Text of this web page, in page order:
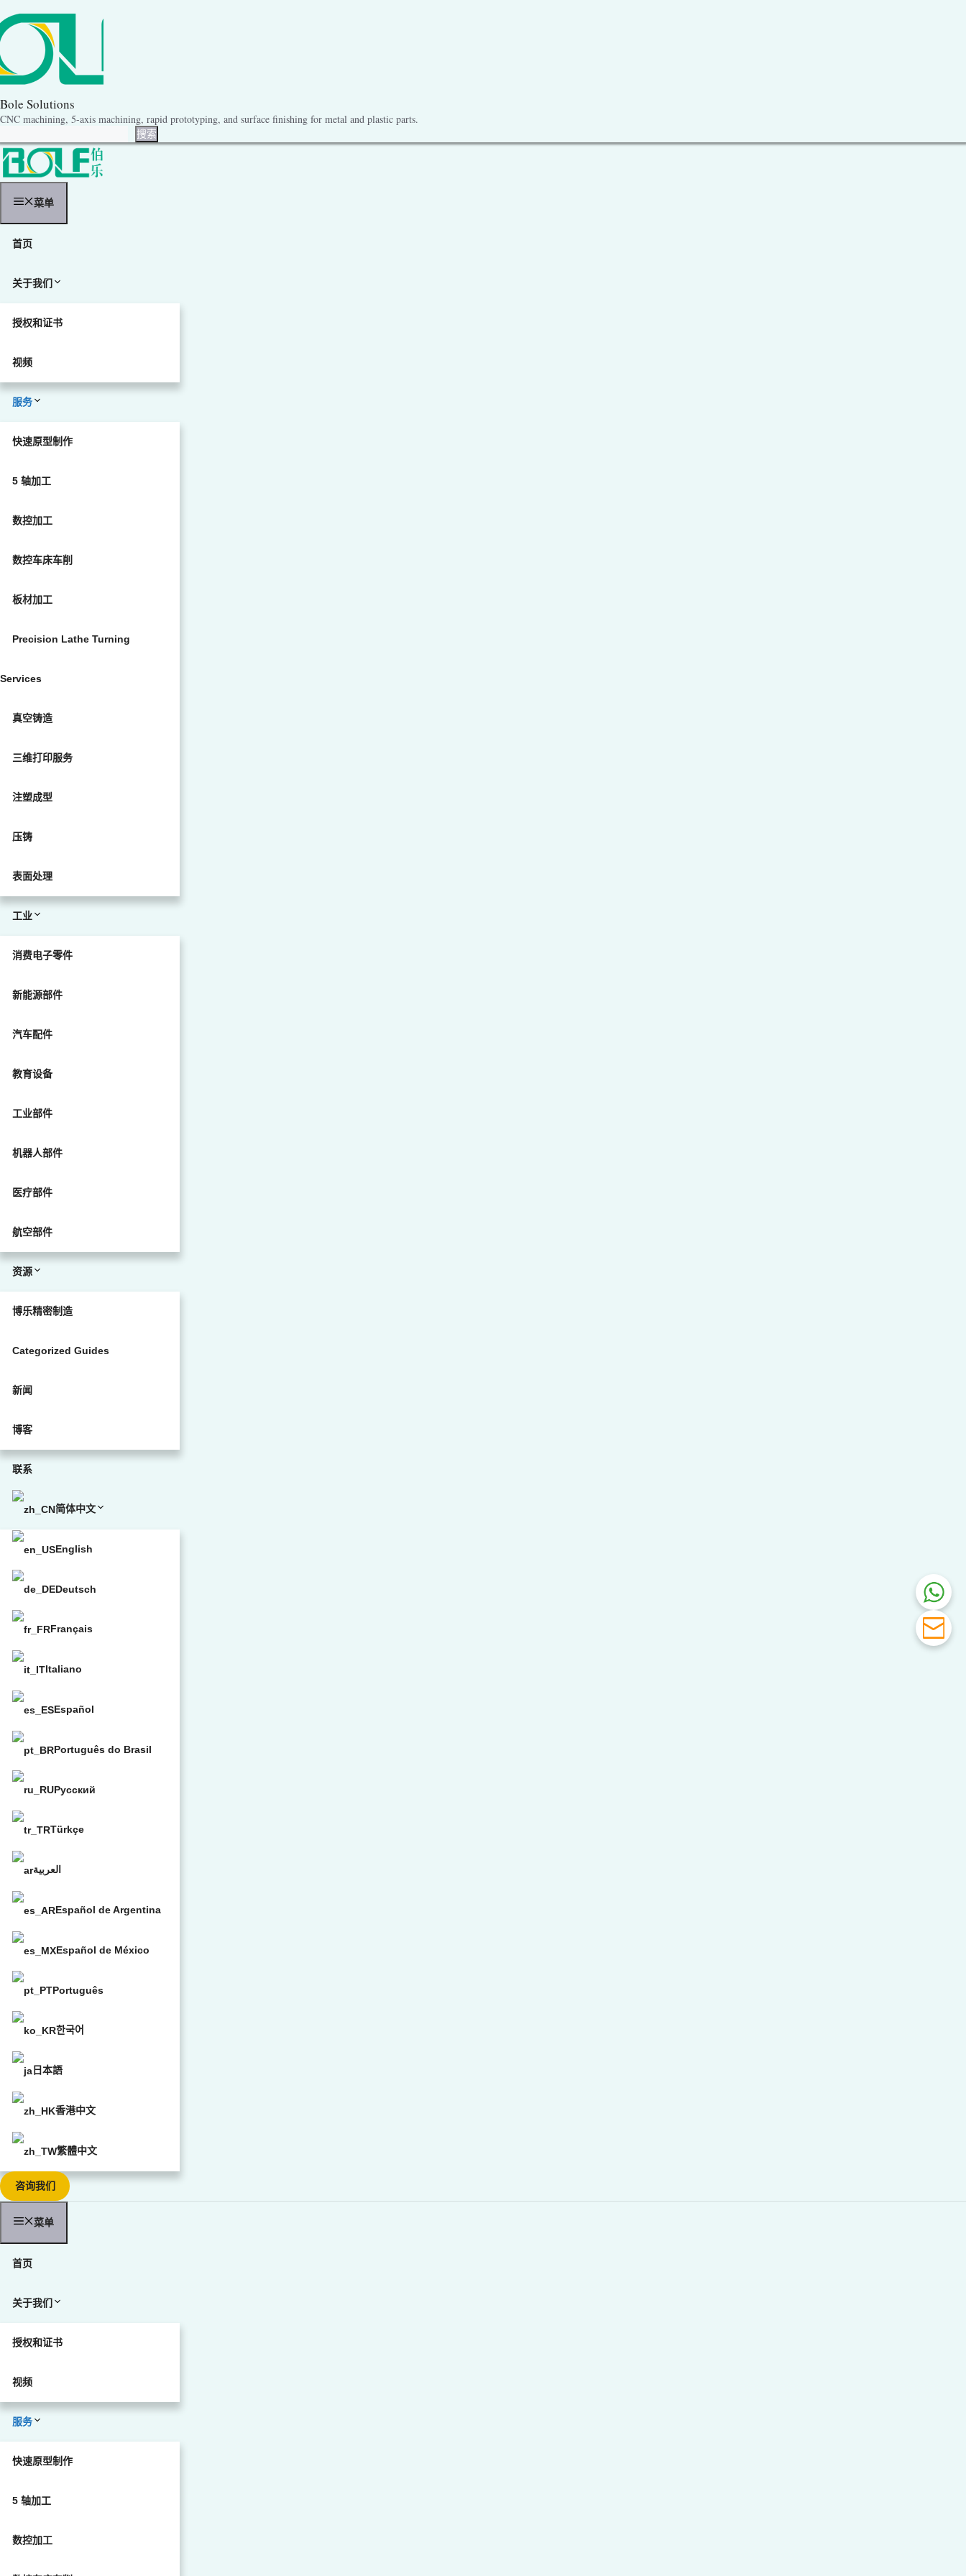
至
内
Bole Solutions
CNC machining, 5-axis machining, rapid prototyping, and surface finishing for metal and plastic parts.
搜索
菜单
首页
关于我们
授权和证书
视频
服务
快速原型制作
5 轴加工
数控加工
数控车床车削
板材加工
Precision Lathe Turning
Services
真空铸造
三维打印服务
注塑成型
压铸
表面处理
工业
消费电子零件
新能源部件
汽车配件
教育设备
工业部件
机器人部件
医疗部件
航空部件
资源
博乐精密制造
Categorized Guides
新闻
博客
联系
简体中文
English
Deutsch
Français
Italiano
Español
Português do Brasil
Русский
Türkçe
العربية
Español de Argentina
Español de México
Português
한국어
日本語
香港中文
繁體中文
咨询我们
菜单
首页
关于我们
授权和证书
视频
服务
快速原型制作
5 轴加工
数控加工